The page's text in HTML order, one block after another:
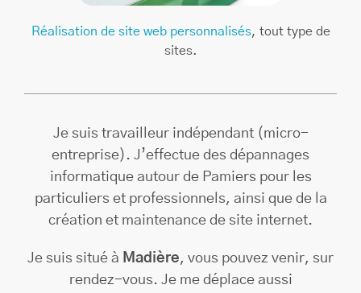
Réalisation de site web personnalisés, tout type de
sites.
Je suis travailleur indépendant (micro-
entreprise). J’effectue des dépannages
informatique autour de Pamiers pour les
particuliers et professionnels, ainsi que de la
création et maintenance de site internet.
Je suis situé à Madière, vous pouvez venir, sur
rendez-vous. Je me déplace aussi